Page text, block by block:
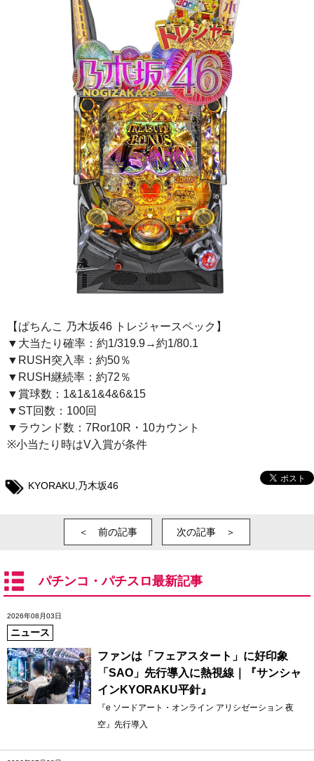
【ぱちんこ 乃木坂46 トレジャースペック】
▼大当たり確率：約1/319.9→約1/80.1
▼RUSH突入率：約50％
▼RUSH継続率：約72％
▼賞球数：1&1&1&4&6&15
▼ST回数：100回
▼ラウンド数：7Ror10R・10カウント
※小当たり時はV入賞が条件
KYORAKU 乃木坂46
＜ 前の記事 次の記事 ＞
パチンコ・パチスロ最新記事
2026年08月03日
ニュース
ファンは「フェアスタート」に好印象
「SAO」先行導入に熱視線｜『サンシャ
インKYORAKU平針』
『e ソードアート・オンライン アリシゼーション 夜
空』先行導入